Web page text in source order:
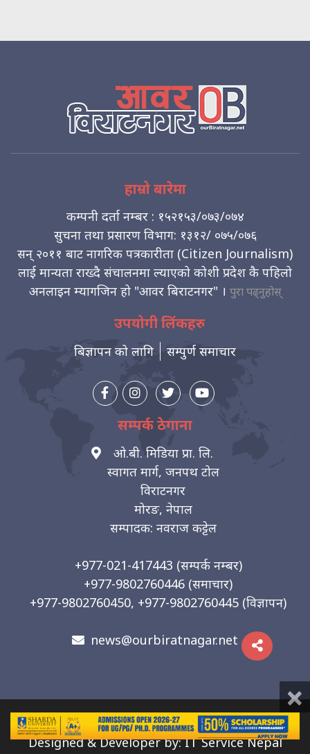
हाम्रो बारेमा
कम्पनी दर्ता नम्बर : १५२१५३/०७३/०७४
सुचना तथा प्रसारण विभाग: १३१२/ ०७५/०७६
सन् २०११ बाट नागरिक पत्रकारीता (Citizen Journalism)
लाई मान्यता राख्दै संचालनमा ल्याएको कोशी प्रदेश कै पहिलो
अनलाइन म्यागजिन हो "आवर बिराटनगर" । पुरा पढ्नुहोस्
उपयोगी लिंकहरु
बिज्ञापन को लागि सम्पुर्ण समाचार
सम्पर्क ठेगाना
ओ.बी. मिडिया प्रा. लि.
स्वागत मार्ग, जनपथ टोल
विराटनगर
मोरङ, नेपाल
सम्पादक: नवराज कट्टेल
+977-021-417443 (सम्पर्क नम्बर)
+977-9802760446 (समाचार)
+977-9802760450, +977-9802760445 (विज्ञापन)
news@ourbiratnagar.net
© 2026 | O.B. Media Pvt. Ltd
Designed & Developer by:IT Service Nepal
×